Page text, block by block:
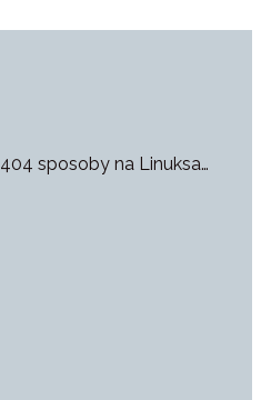
sposoby na Linuksa…